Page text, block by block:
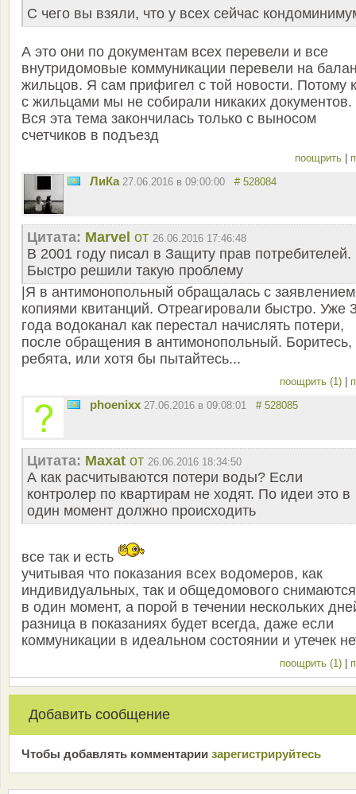
С чего вы взяли, что у всех сейчас
А это они по документам всех перевели и все
внутридомовые коммуникации перевели на
жильцов. Я сам прифигел с той новости. Потому
с жильцами мы не собирали никаких документов.
Вся эта тема закончилась только с выносом
счетчиков в подъезд
поощрить
ЛиКа 27.06.2016 в 09:00:00 # 528084
Цитата: Marvel от 26.06.2016 17:46:48
В 2001 году писал в Защиту прав потребителей.
Быстро решили такую проблему
|Я в антимонопольный обращалась с
копиями квитанций. Отреагировали быстро. Уже
года водоканал как перестал начислять потери,
после обращения в антимонопольный. Боритесь,
ребята, или хотя бы пытайтесь...
поощрить (1)
phoenixx 27.06.2016 в 09:08:01 # 528085
Цитата: Мaxat от 26.06.2016 18:34:50
А как расчитываются потери воды? Если
контролер по квартирам не ходят. По идеи это в
один момент должно происходить
все так и есть
учитывая что показания всех водомеров, как
индивидуальных, так и общедомового
в один момент, а порой в течении нескольких
разница в показаниях будет всегда, даже если
коммуникации в идеальном состоянии и утечек
поощрить (1)
Добавить сообщение
Чтобы добавлять комментарии зарeгиcтрирyйтeсь